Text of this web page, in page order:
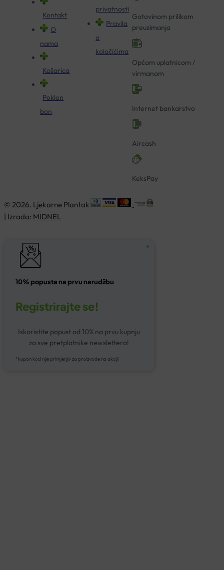
Kontakt
O
nama
Košarica
Poklon
bon
privatnosti
Pravila
o
kolačićima
Gotovinom prilikom
preuzimanja
Općom uplatnicom /
virmanom
Internet bankarstvo
Aircash
KeksPay
© 2026. Ljekarne Plantak
| Izrada: MIDNEL
10% popusta na prvu narudžbu
Registrirajte se!
Iskoristite popust od 10% na prvu kupnju
za sve pretplatnike newslettera!
*kupon kod nije primjenjiv za proizvode na akciji